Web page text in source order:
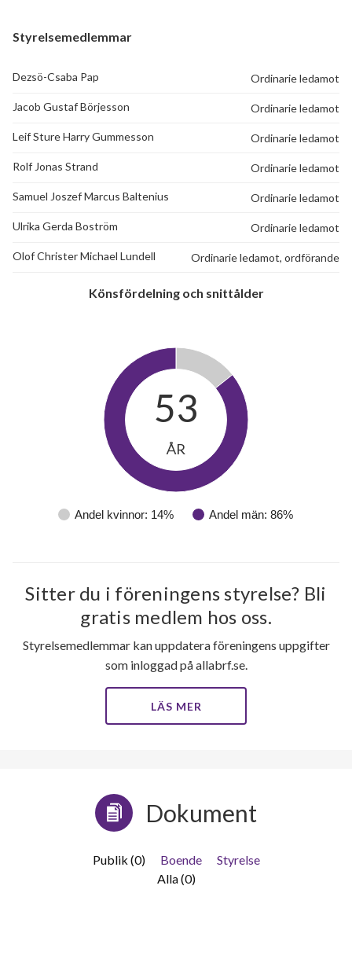
Styrelsemedlemmar
Dezsö-Csaba Pap Ordinarie ledamot
Jacob Gustaf Börjesson Ordinarie ledamot
Leif Sture Harry Gummesson Ordinarie ledamot
Rolf Jonas Strand Ordinarie ledamot
Samuel Joszef Marcus Baltenius Ordinarie ledamot
Ulrika Gerda Boström Ordinarie ledamot
Olof Christer Michael Lundell Ordinarie ledamot, ordförande
Könsfördelning och snittålder
Andel kvinnor: 14% Andel män: 86%
53
ÅR
Sitter du i föreningens styrelse? Bli
gratis medlem hos oss.
Styrelsemedlemmar kan uppdatera föreningens uppgifter
som inloggad på allabrf.se.
LÄS MER
Dokument
Publik (0) Boende
Styrelse
Alla (0)